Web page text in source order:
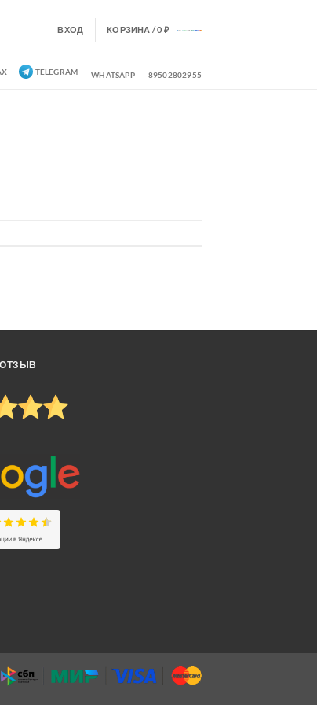
ВХОД КОРЗИНА /0 ₽
TELEGRAM WHATSAPP 89502802955